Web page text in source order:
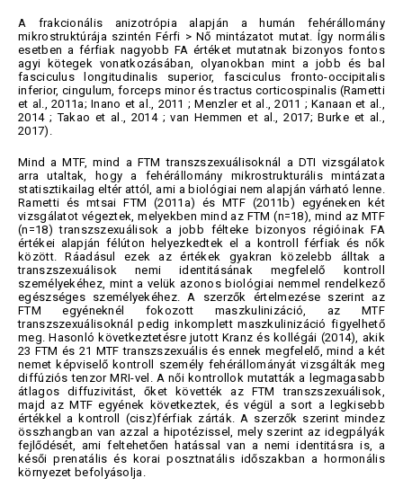
A frakcionális anizotrópia alapján a humán fehérállomány
mikrostruktúrája szintén Férfi > Nő mintázatot mutat. Így normális
esetben a férfiak nagyobb FA értéket mutatnak bizonyos fontos
agyi kötegek vonatkozásában, olyanokban mint a jobb és bal
fasciculus longitudinalis superior, fasciculus fronto-occipitalis
inferior, cingulum, forceps minor és tractus corticospinalis (Rametti
et al., 2011a; Inano et al., 2011 ; Menzler et al., 2011 ; Kanaan et al.,
2014 ; Takao et al., 2014 ; van Hemmen et al., 2017; Burke et al.,
2017).
Mind a MTF, mind a FTM transzszexuálisoknál a DTI vizsgálatok
arra utaltak, hogy a fehérállomány mikrostrukturális mintázata
statisztikailag eltér attól, ami a biológiai nem alapján várható lenne.
Rametti és mtsai FTM (2011a) és MTF (2011b) egyéneken két
vizsgálatot végeztek, melyekben mind az FTM (n=18), mind az MTF
(n=18) transzszexuálisok a jobb félteke bizonyos régióinak FA
értékei alapján félúton helyezkedtek el a kontroll férfiak és nők
között. Ráadásul ezek az értékek gyakran közelebb álltak a
transzszexuálisok nemi identitásának megfelelő kontroll
személyekéhez, mint a velük azonos biológiai nemmel rendelkező
egészséges személyekéhez. A szerzők értelmezése szerint az
FTM egyéneknél fokozott maszkulinizáció, az MTF
transzszexuálisoknál pedig inkomplett maszkulinizáció figyelhető
meg. Hasonló következtetésre jutott Kranz és kollégái (2014), akik
23 FTM és 21 MTF transzszexuális és ennek megfelelő, mind a két
nemet képviselő kontroll személy fehérállományát vizsgálták meg
diffúziós tenzor MRI-vel. A női kontrollok mutatták a legmagasabb
átlagos diffuzivitást, őket követték az FTM transzszexuálisok,
majd az MTF egyének következtek, és végül a sort a legkisebb
értékkel a kontroll (cisz)férfiak zárták. A szerzők szerint mindez
összhangban van azzal a hipotézissel, mely szerint az idegpályák
fejlődését, ami feltehetően hatással van a nemi identitásra is, a
késői prenatális és korai posztnatális időszakban a hormonális
környezet befolyásolja.